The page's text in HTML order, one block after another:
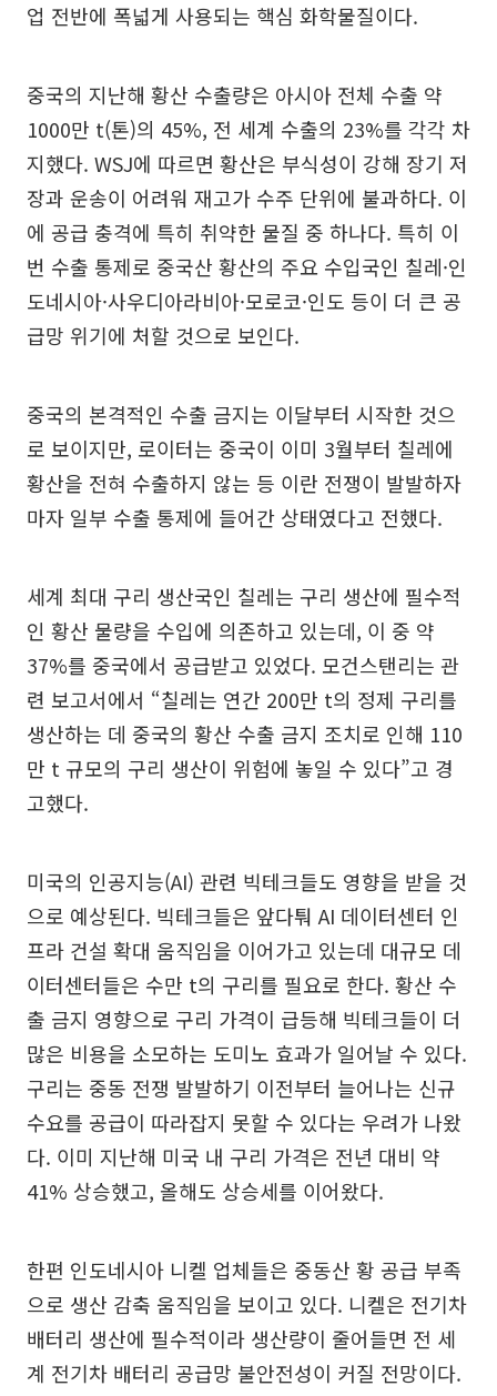
업 전반에 폭넓게 사용되는 핵심 화학물질이다.
중국의 지난해 황산 수출량은 아시아 전체 수출 약
1000만 t(톤)의 45%, 전 세계 수출의 23%를 각각 차
지했다. WSJ에 따르면 황산은 부식성이 강해 장기 저
장과 운송이 어려워 재고가 수주 단위에 불과하다. 이
에 공급 충격에 특히 취약한 물질 중 하나다. 특히 이
번 수출 통제로 중국산 황산의 주요 수입국인 칠레·인
도네시아·사우디아라비아·모로코·인도 등이 더 큰 공
급망 위기에 처할 것으로 보인다.
중국의 본격적인 수출 금지는 이달부터 시작한 것으
로 보이지만, 로이터는 중국이 이미 3월부터 칠레에
황산을 전혀 수출하지 않는 등 이란 전쟁이 발발하자
마자 일부 수출 통제에 들어간 상태였다고 전했다.
세계 최대 구리 생산국인 칠레는 구리 생산에 필수적
인 황산 물량을 수입에 의존하고 있는데, 이 중 약
37%를 중국에서 공급받고 있었다. 모건스탠리는 관
련 보고서에서 “칠레는 연간 200만 t의 정제 구리를
생산하는 데 중국의 황산 수출 금지 조치로 인해 110
만 t 규모의 구리 생산이 위험에 놓일 수 있다”고 경
고했다.
미국의 인공지능(AI) 관련 빅테크들도 영향을 받을 것
으로 예상된다. 빅테크들은 앞다퉈 AI 데이터센터 인
프라 건설 확대 움직임을 이어가고 있는데 대규모 데
이터센터들은 수만 t의 구리를 필요로 한다. 황산 수
출 금지 영향으로 구리 가격이 급등해 빅테크들이 더
많은 비용을 소모하는 도미노 효과가 일어날 수 있다.
구리는 중동 전쟁 발발하기 이전부터 늘어나는 신규
수요를 공급이 따라잡지 못할 수 있다는 우려가 나왔
다. 이미 지난해 미국 내 구리 가격은 전년 대비 약
41% 상승했고, 올해도 상승세를 이어왔다.
한편 인도네시아 니켈 업체들은 중동산 황 공급 부족
으로 생산 감축 움직임을 보이고 있다. 니켈은 전기차
배터리 생산에 필수적이라 생산량이 줄어들면 전 세
계 전기차 배터리 공급망 불안전성이 커질 전망이다.